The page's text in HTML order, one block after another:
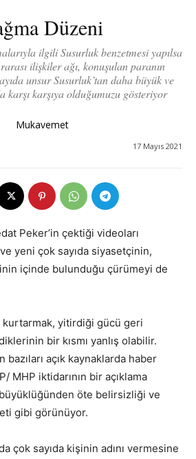
Düzeni
ilgili Susurluk benzetmesi yapılsa
ilişkiler ağı, konuşulan paranın
unsur Susurluk’tan daha büyük ve
karşı karşıya olduğumuzu gösteriyor
Mukavemet
17 Mayıs 2021
Peker’in çektiği videoları
yeni çok sayıda siyasetçinin,
içinde bulunduğu çürümeyi de
yitirdiği gücü geri
bir kısmı yanlış olabilir.
açık kaynaklarda haber
MHP iktidarının bir açıklama
büyüklüğünden öte belirsizliği ve
gibi görünüyor.
çok sayıda kişinin adını vermesine